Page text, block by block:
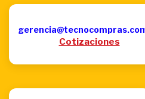
Cotizaciones